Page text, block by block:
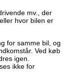
mv., der
hvor bilen er
for samme bil, og
Ved køb
igen.
ikke for